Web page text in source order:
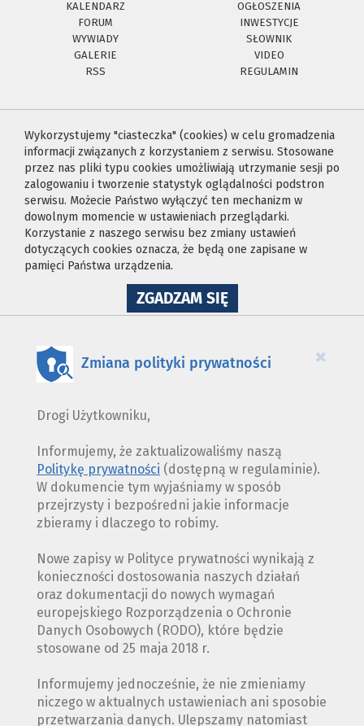
KALENDARZ
OGŁOSZENIA
FORUM
INWESTYCJE
WYWIADY
SŁOWNIK
GALERIE
VIDEO
RSS
REGULAMIN
Wykorzystujemy "ciasteczka" (cookies) w celu gromadzenia
informacji związanych z korzystaniem z serwisu. Stosowane
przez nas pliki typu cookies umożliwiają utrzymanie sesji po
zalogowaniu i tworzenie statystyk oglądalności podstron
serwisu. Możecie Państwo wyłączyć ten mechanizm w
dowolnym momencie w ustawieniach przeglądarki.
Korzystanie z naszego serwisu bez zmiany ustawień
dotyczących cookies oznacza, że będą one zapisane w
pamięci Państwa urządzenia.
ZGADZAM SIĘNA
WYKORZYSTANIE
×
Zmiana polityki prywatności
Drogi Użytkowniku,
Informujemy, że zaktualizowaliśmy naszą
Politykę prywatności (dostępną w regulaminie).
W dokumencie tym wyjaśniamy w sposób
przejrzysty i bezpośredni jakie informacje
zbieramy i dlaczego to robimy.
Nowe zapisy w Polityce prywatności wynikają z
konieczności dostosowania naszych działań
oraz dokumentacji do nowych wymagań
europejskiego Rozporządzenia o Ochronie
Danych Osobowych (RODO), które będzie
stosowane od 25 maja 2018 r.
Informujemy jednocześnie, że nie zmieniamy
niczego w aktualnych ustawieniach ani sposobie
przetwarzania danych. Ulepszamy natomiast